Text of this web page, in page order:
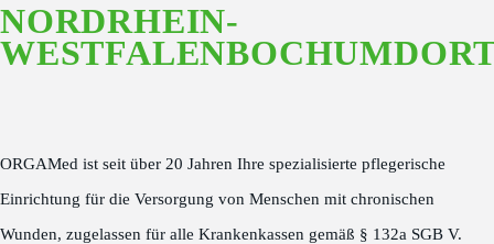
NORDRHEIN-
WESTFALENBOCHUM
ORGAMed ist seit über 20 Jahren Ihre spezialisierte pflegerische
Einrichtung für die Versorgung von Menschen mit chronischen
Wunden, zugelassen für alle Krankenkassen gemäß § 132a SGB V.